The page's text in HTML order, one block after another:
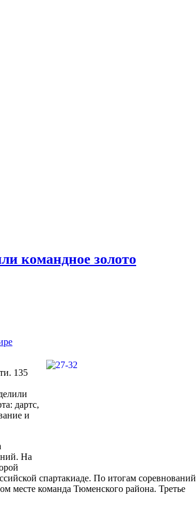
командное золото
135
дартс,
и
На
спартакиаде. По итогам соревнований
месте команда Тюменского района. Третье